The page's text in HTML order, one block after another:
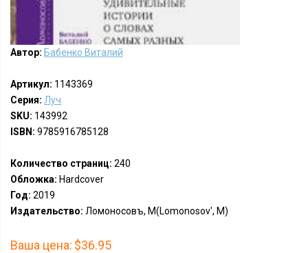
Автор: Бабенко Виталий
Артикул: 1143369
Серия: Луч
SKU: 143992
ISBN: 9785916785128
Количество страниц: 240
Обложка: Hardcover
Год: 2019
Издательство: Ломоносовъ, М(Lomonosov', M)
Ваша цена: $36.95